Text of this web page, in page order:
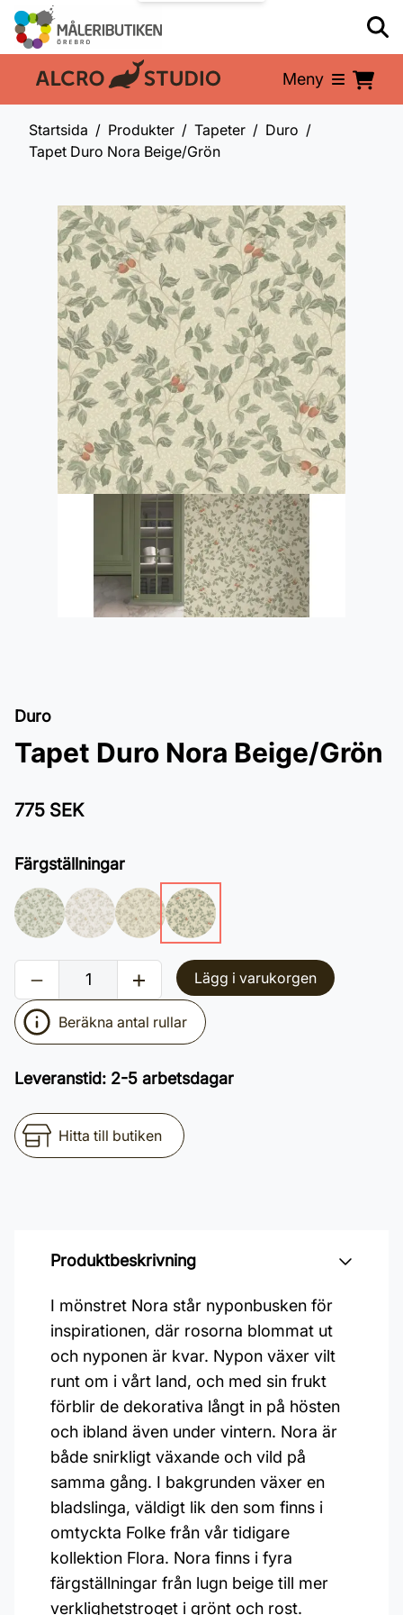
En del av: Meny
Startsida Produkter Tapeter
Duro
Tapet Duro Nora Beige/Grön
Duro
Tapet Duro Nora Beige/Grön
775 SEK
Färgställningar
Lägg i varukorgen
Beräkna antal rullar
Leveranstid: 2-5 arbetsdagar
Hitta till butiken
Produktbeskrivning
I mönstret Nora står nyponbusken för
inspirationen, där rosorna blommat ut
och nyponen är kvar. Nypon växer vilt
runt om i vårt land, och med sin frukt
förblir de dekorativa långt in på hösten
och ibland även under vintern. Nora är
både snirkligt växande och vild på
samma gång. I bakgrunden växer en
bladslinga, väldigt lik den som finns i
omtyckta Folke från vår tidigare
kollektion Flora. Nora finns i fyra
färgställningar från lugn beige till mer
verklighetstroget i grönt och rost.